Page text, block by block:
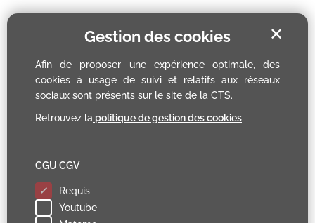
Gestion des cookies
Afin de proposer une expérience optimale, des
cookies à usage de suivi et relatifs aux réseaux
sociaux sont présents sur le site de la CTS.
Retrouvez la politique de gestion des cookies
Requis
Youtube
✕
CGU CGV